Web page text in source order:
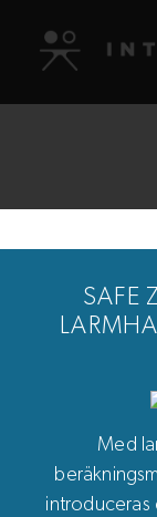
innehållet
Kunder
Lösning
Logga in
SAFE
Med
introduceras